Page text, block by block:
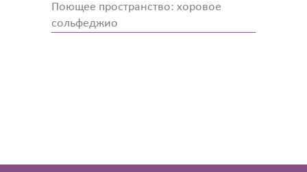
Поющее пространство: хоровое
сольфеджио